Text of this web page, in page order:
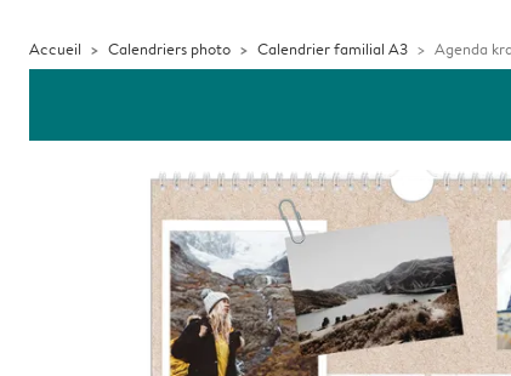
Accueil Calendriers photo Calendrier familial A3 Agenda